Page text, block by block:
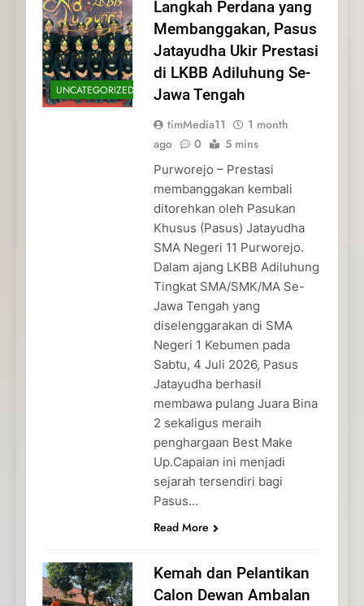
UNCATEGORIZED
Langkah Perdana yang
Membanggakan, Pasus
Jatayudha Ukir Prestasi
di LKBB Adiluhung Se-
Jawa Tengah
timMedia11
1 month
ago
0 5 mins
Purworejo – Prestasi
membanggakan kembali
ditorehkan oleh Pasukan
Khusus (Pasus) Jatayudha
SMA Negeri 11 Purworejo.
Dalam ajang LKBB Adiluhung
Tingkat SMA/SMK/MA Se-
Jawa Tengah yang
diselenggarakan di SMA
Negeri 1 Kebumen pada
Sabtu, 4 Juli 2026, Pasus
Jatayudha berhasil
membawa pulang Juara Bina
2 sekaligus meraih
penghargaan Best Make
Up.Capaian ini menjadi
sejarah tersendiri bagi
Pasus…
Read More
Kemah dan Pelantikan
Calon Dewan Ambalan